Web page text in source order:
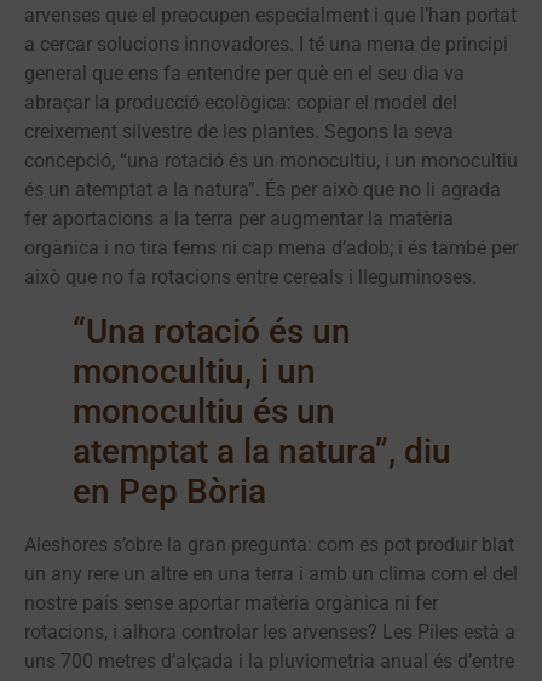
arvenses que el preocupen especialment i que l’han portat
a cercar solucions innovadores. I té una mena de principi
general que ens fa entendre per què en el seu dia va
abraçar la producció ecològica: copiar el model del
creixement silvestre de les plantes. Segons la seva
concepció, “una rotació és un monocultiu, i un monocultiu
és un atemptat a la natura”. És per això que no li agrada
fer aportacions a la terra per augmentar la matèria
orgànica i no tira fems ni cap mena d’adob; i és també per
això que no fa rotacions entre cereals i lleguminoses.
“Una rotació és un
monocultiu, i un
monocultiu és un
atemptat a la natura”, diu
en Pep Bòria
Aleshores s’obre la gran pregunta: com es pot produir blat
un any rere un altre en una terra i amb un clima com el del
nostre país sense aportar matèria orgànica ni fer
rotacions, i alhora controlar les arvenses? Les Piles està a
uns 700 metres d’alçada i la pluviometria anual és d’entre